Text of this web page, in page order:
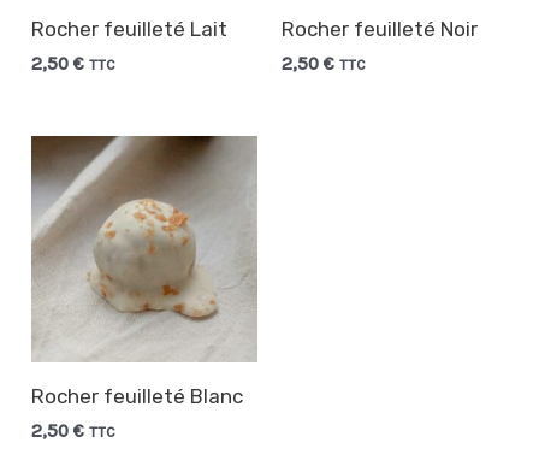
Rocher feuilleté Lait
2,50€ TTC
Rocher feuilleté Noir
2,50 € TTC
Rocher feuilleté Blanc
2,50€ TTC